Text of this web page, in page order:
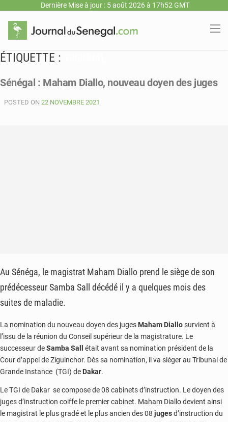
Dernière Mise à jour : 5 août 2026 à 17h52 GMT
ÉTIQUETTE :
Sénégal : Maham Diallo, nouveau doyen des juges
POSTED ON 22 NOVEMBRE 2021
Au Sénéga, le magistrat Maham Diallo prend le siège de son
prédécesseur Samba Sall décédé il y a quelques mois des
suites de maladie.
La nomination du nouveau doyen des juges Maham Diallosurvient à
l’issu de la réunion du Conseil supérieur de la magistrature. Le
successeur deSamba Sall
était avant sa nomination président de la
Cour d’appel de Ziguinchor. Dès sa nomination, il va siéger au Tribunal de
Grande Instance (TGI) de Dakar.
Le TGI de Dakar se compose de 08 cabinets d’instruction. Le doyen des
juges d’instruction coiffe le premier cabinet. Maham Diallo devient ainsi
le magistrat le plus gradé et le plus ancien des 08 jugesd’instruction du